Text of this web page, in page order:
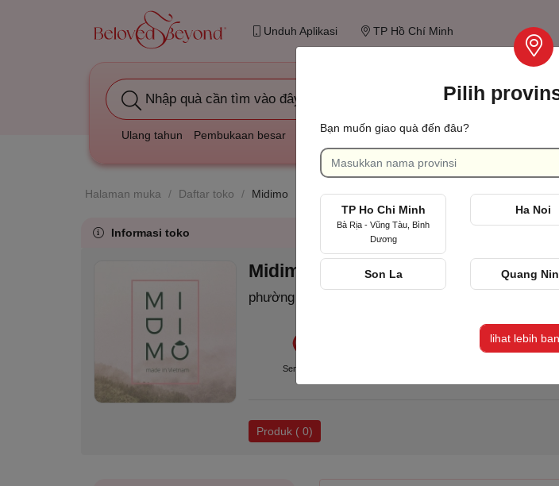
Unduh Aplikasi TP Hồ Chí Minh
Nhập quà cần tìm vào đây
Ulang tahun Pembukaan besar Duka cita Ulang tahun pernikahan
Halaman muka / Daftar toko / Midimo
Informasi toko
Midimo
phường Cầu Ông Lãnh, TP Hồ Chí Minh
Semua produk
Produk ( 0)
Pilih
Bạn muốn giao quà đến đâu?
TP Ho Chi Minh
Bà Rịa - Vũng Tàu, Bình
Dương
Ha Noi
Son La Quang
lihat lebih